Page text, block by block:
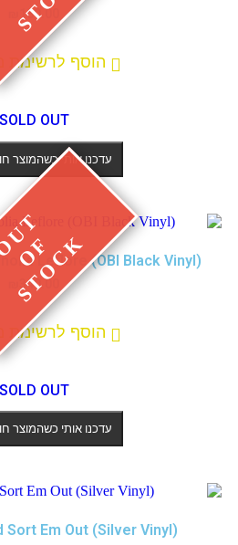
180.00
הוסף לרשימת
SOLD OUT
עדכנו אותי כשהמוצר
Leflore (OBI Black Vinyl)
340.00
הוסף לרשימת
SOLD OUT
עדכנו אותי כשהמוצר
Sort Em Out (Silver Vinyl)